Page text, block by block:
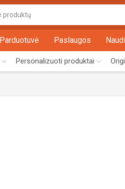
Parduotuvė Paslaugos
Personalizuoti produktai